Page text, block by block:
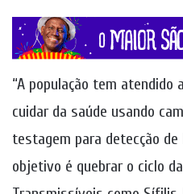
“A população tem atendido
cuidar da saúde usando
testagem para detecção de
objetivo é quebrar o ciclo